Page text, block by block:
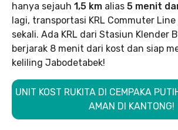
hanya sejauh 1,5 km alias 5 menit
lagi, transportasi KRL Commuter
sekali. Ada KRL dari Stasiun Klender
berjarak 8 menit dari kost dan siap
keliling Jabodetabek!
UNIT KOST RUKITA DI CEMPAKA
AMAN DI KANTONG!